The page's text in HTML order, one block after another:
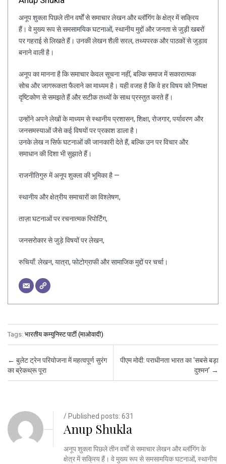
अनूप शुक्ला पिछले तीन वर्षों से समाचार लेखन और ब्लॉगिंग के क्षेत्र में सक्रिय
हैं। वे मुख्य रूप से समसामयिक घटनाओं, स्थानीय मुद्दों और जनता से जुड़ी खबरों
पर गहराई से लिखते हैं। उनकी लेखन शैली सरल, तथ्यपरक और पाठकों से जुड़ाव
बनाने वाली है।
अनूप का मानना है कि समाचार केवल सूचना नहीं, बल्कि समाज में सकारात्मक
सोच और जागरूकता फैलाने का माध्यम है। यही वजह है कि वे हर विषय को निष्पक्ष
दृष्टिकोण से समझते हैं और सटीक तथ्यों के साथ प्रस्तुत करते हैं।
उन्होंने अपने लेखों के माध्यम से स्थानीय प्रशासन, शिक्षा, रोजगार, पर्यावरण और
जनसमस्याओं जैसे कई विषयों पर प्रकाश डाला है।
उनके लेख न सिर्फ घटनाओं की जानकारी देते हैं, बल्कि उन पर विचार और
समाधान की दिशा भी सुझाते हैं।
राजनीतिगुरु में अनूप शुक्ला की भूमिका है —
स्थानीय और क्षेत्रीय समाचारों का विश्लेषण,
ताज़ा घटनाओं पर रचनात्मक रिपोर्टिंग,
जनसरोकार से जुड़े विषयों पर लेखन,
रुचियाँ: लेखन, यात्रा, फोटोग्राफी और सामाजिक मुद्दों पर चर्चा।
Tags: भारतीय कम्युनिस्ट पार्टी (माओवादी)
Post navigation
← बुलेट ट्रेन परियोजना में महत्वपूर्ण सुरंग
का ब्रेकथ्रू पूरा
पीएम मोदी: पराधीनता भारत का ‘सबसे बड़ा
दुश्मन’ →
/ Published posts: 631
Anup Shukla
अनूप शुक्ला पिछले तीन वर्षों से समाचार लेखन और ब्लॉगिंग के
क्षेत्र में सक्रिय हैं। वे मुख्य रूप से समसामयिक घटनाओं, स्थानीय